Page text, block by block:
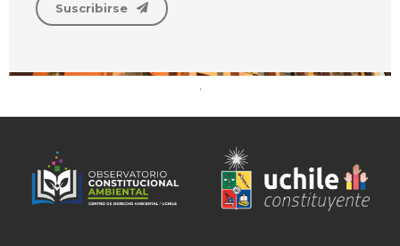
Suscribirse
.